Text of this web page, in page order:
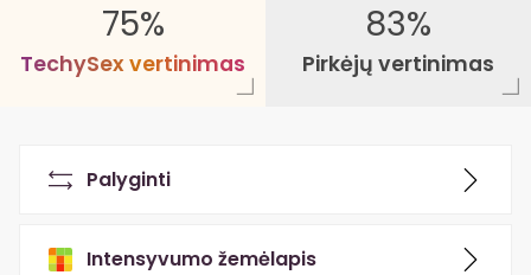
75%
TechySex vertinimas
83%
Pirkėjų vertinimas
Palyginti
Intensyvumo žemėlapis